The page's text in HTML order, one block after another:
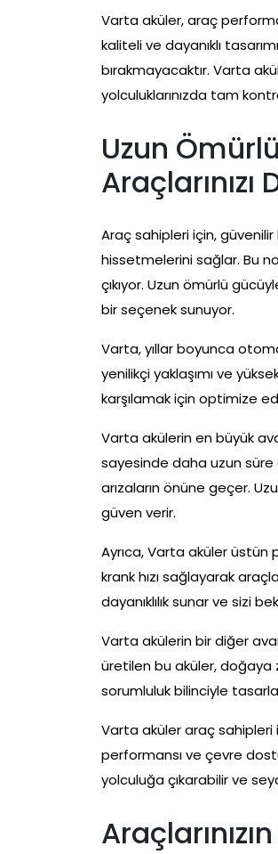
Varta aküler, araç
kaliteli ve dayanıklı
bırakmayacaktır. Varta
yolculuklarınızda tam
Uzun
Araç sahipleri için,
hissetmelerini sağlar. Bu
çıkıyor. Uzun ömürlü
bir seçenek sunuyor.
Varta, yıllar boyunca
yenilikçi yaklaşımı ve
karşılamak için optimize
Varta akülerin en büyük
sayesinde daha uzun süre
arızaların önüne geçer.
güven verir.
Ayrıca, Varta aküler üstün
krank hızı sağlayarak
dayanıklılık sunar ve sizi
Varta akülerin bir diğer
üretilen bu aküler, doğaya
sorumluluk bilinciyle
Varta aküler araç sahipleri
performansı ve çevre
yolculuğa çıkarabilir ve